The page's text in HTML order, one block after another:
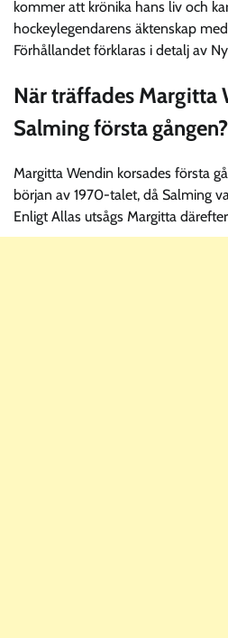
kommer att krönika hans liv och
hockeylegendarens äktenskap
Förhållandet förklaras i detalj av
När träffades Margitta
Salming första gången?
Margitta Wendin korsades första
början av 1970-talet, då Salming
Enligt Allas utsågs Margitta